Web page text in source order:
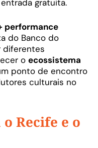
gratuita.
performance
do Banco do
diferentes
o ecossistema
ponto de encontro
culturais no
Recife e o